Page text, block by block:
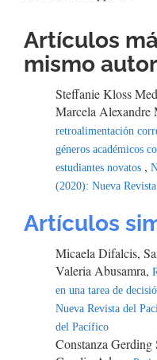
Artículos
mismo
Steffanie Kloss
Marcela Alexandre
retroalimentación
géneros académicos
estudiantes novatos ,
(2020): Nueva
Artículos
Micaela Difalcis,
Valeria Abusamra,
en una tarea de
Nueva Revista del
del Pacífico
Constanza Gerding